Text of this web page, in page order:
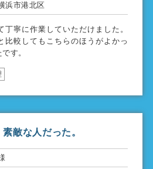
浜市港北区
丁寧に作業していただけました。
比較してもこちらのほうがよかっ
す。
敵な人だった。